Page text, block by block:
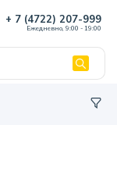
+ 7 (4722) 207-999
Ежедневно, 9:00 - 19:00